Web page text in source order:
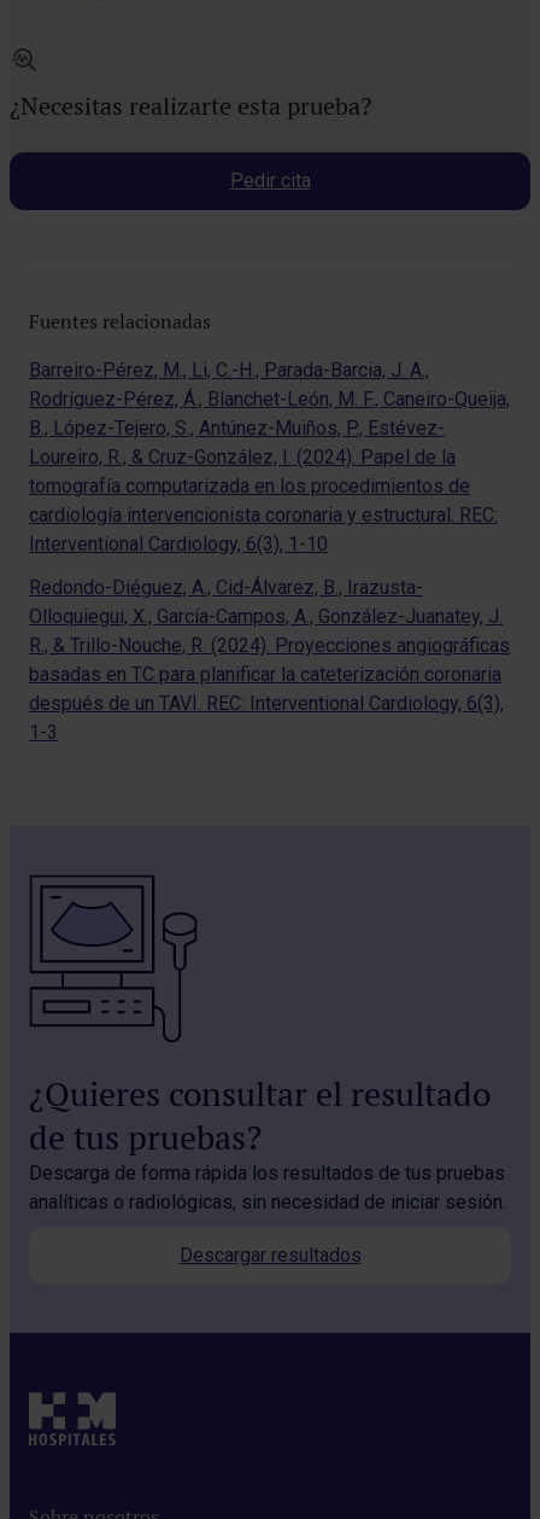
¿Necesitas realizarte esta prueba?
Pedir cita
Fuentes relacionadas
Barreiro-Pérez, M., Li, C.-H., Parada-Barcia, J. A.,
Rodríguez-Pérez, Á., Blanchet-León, M. F., Caneiro-Queija,
B., López-Tejero, S., Antúnez-Muiños, P., Estévez-
Loureiro, R., & Cruz-González, I. (2024). Papel de la
tomografía computarizada en los procedimientos de
cardiología intervencionista coronaria y estructural. REC:
Interventional Cardiology, 6(3), 1-10
Redondo-Diéguez, A., Cid-Álvarez, B., Irazusta-
Olloquiegui, X., García-Campos, A., González-Juanatey, J.
R., & Trillo-Nouche, R. (2024). Proyecciones angiográficas
basadas en TC para planificar la cateterización coronaria
después de un TAVI. REC: Interventional Cardiology, 6(3),
1-3
¿Quieres consultar el resultado
de tus pruebas?
Descarga de forma rápida los resultados de tus pruebas
analíticas o radiológicas, sin necesidad de iniciar sesión.
Descargar resultados